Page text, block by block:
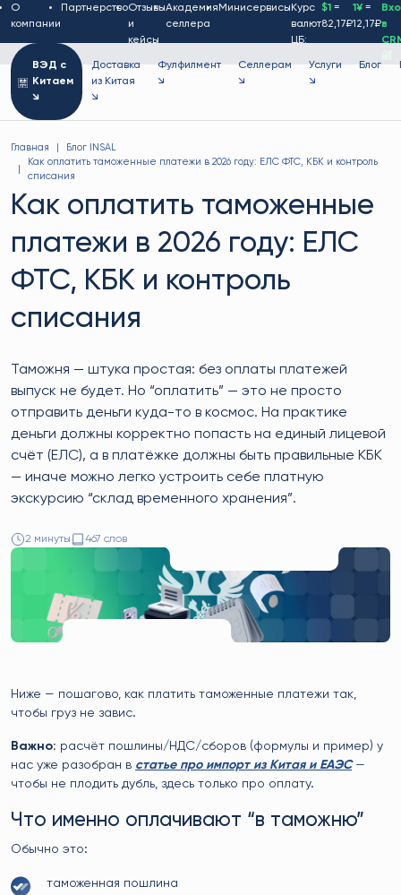
О
компании
ПартнерствоОтзывы
и
кейсы
Академия
селлера
Минисервисы Курс
валют
ЦБ:
$1 =
82,17₽
1¥=
12,17₽в
ВЭД с
Китаем
↘
Доставка
из Китая
↘
Фулфилмент
↘
Селлерам
↘
Услуги
↘
Блог
Главная
Блог INSAL
Как оплатить таможенные платежи в 2026 году: ЕЛС ФТС, КБК и контроль
списания
Как оплатить таможенные
платежи в 2026 году: ЕЛС
ФТС, КБК и контроль
списания
Таможня — штука простая: без оплаты платежей
выпуск не будет. Но “оплатить” — это не просто
отправить деньги куда-то в космос. На практике
деньги должны корректно попасть на единый лицевой
счёт (ЕЛС), а в платёжке должны быть правильные КБК
— иначе можно легко устроить себе платную
экскурсию “склад временного хранения”.
2 минуты 467 слов
Ниже — пошагово, как платить таможенные платежи так,
чтобы груз не завис.
Важно: расчёт пошлины/НДС/сборов (формулы и пример) у
нас уже разобран в статье про импорт из Китая и ЕАЭС—
чтобы не плодить дубль, здесь только про оплату.
Что именно оплачивают “в таможню”
Обычно это:
таможенная пошлина